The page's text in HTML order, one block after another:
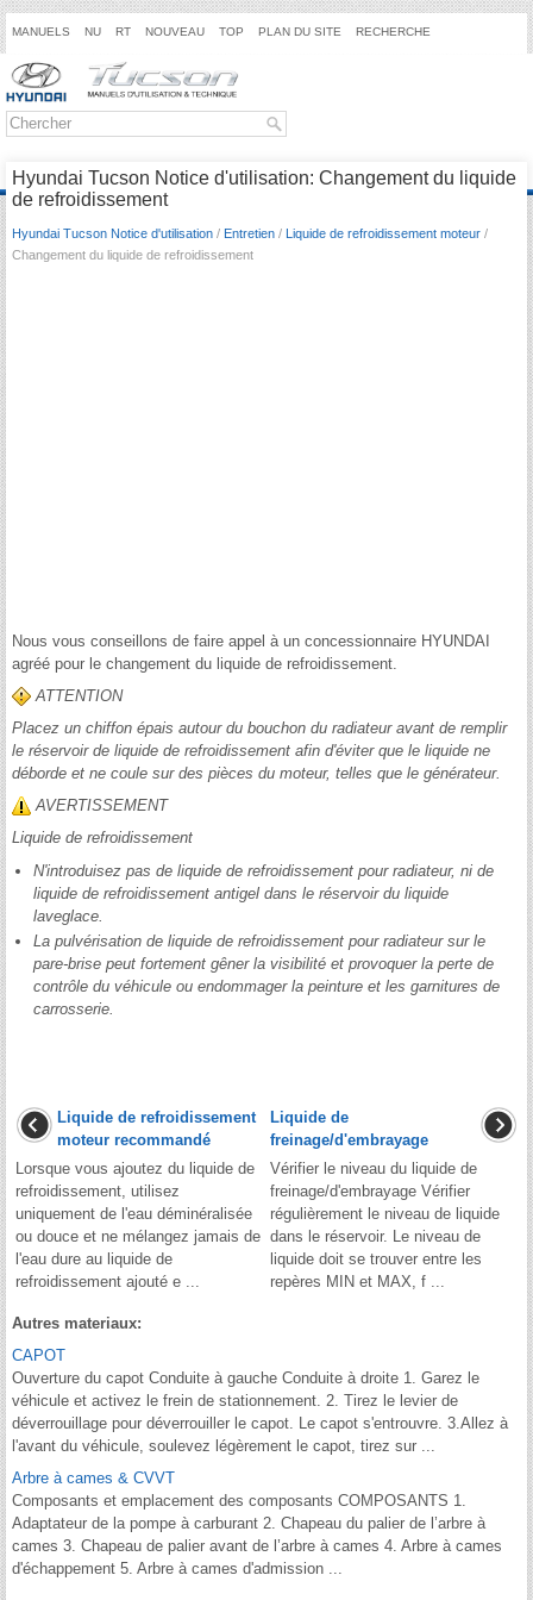
MANUELS NU RT NOUVEAU TOP PLAN DU SITE RECHERCHE
Hyundai Tucson Notice d'utilisation: Changement du liquide
de refroidissement
Hyundai Tucson Notice d'utilisation / Entretien / Liquide de refroidissement moteur /
Changement du liquide de refroidissement
Nous vous conseillons de faire appel à un concessionnaire HYUNDAI
agréé pour le changement du liquide de refroidissement.
ATTENTION
Placez un chiffon épais autour du bouchon du radiateur avant de remplir
le réservoir de liquide de refroidissement afin d'éviter que le liquide ne
déborde et ne coule sur des pièces du moteur, telles que le générateur.
AVERTISSEMENT
Liquide de refroidissement
N'introduisez pas de liquide de refroidissement pour radiateur, ni de
liquide de refroidissement antigel dans le réservoir du liquide
laveglace.
La pulvérisation de liquide de refroidissement pour radiateur sur le
pare-brise peut fortement gêner la visibilité et provoquer la perte de
contrôle du véhicule ou endommager la peinture et les garnitures de
carrosserie.
Liquide de refroidissement
moteur recommandé
Lorsque vous ajoutez du liquide de
refroidissement, utilisez
uniquement de l'eau déminéralisée
ou douce et ne mélangez jamais de
l'eau dure au liquide de
refroidissement ajouté e ...
Liquide de
freinage/d'embrayage
Vérifier le niveau du liquide de
freinage/d'embrayage Vérifier
régulièrement le niveau de liquide
dans le réservoir. Le niveau de
liquide doit se trouver entre les
repères MIN et MAX, f ...
Autres materiaux:
CAPOT
Ouverture du capot Conduite à gauche Conduite à droite 1. Garez le
véhicule et activez le frein de stationnement. 2. Tirez le levier de
déverrouillage pour déverrouiller le capot. Le capot s'entrouvre. 3.Allez à
l'avant du véhicule, soulevez légèrement le capot, tirez sur ...
Arbre à cames & CVVT
Composants et emplacement des composants COMPOSANTS 1.
Adaptateur de la pompe à carburant 2. Chapeau du palier de l’arbre à
cames 3. Chapeau de palier avant de l’arbre à cames 4. Arbre à cames
d'échappement 5. Arbre à cames d'admission ...